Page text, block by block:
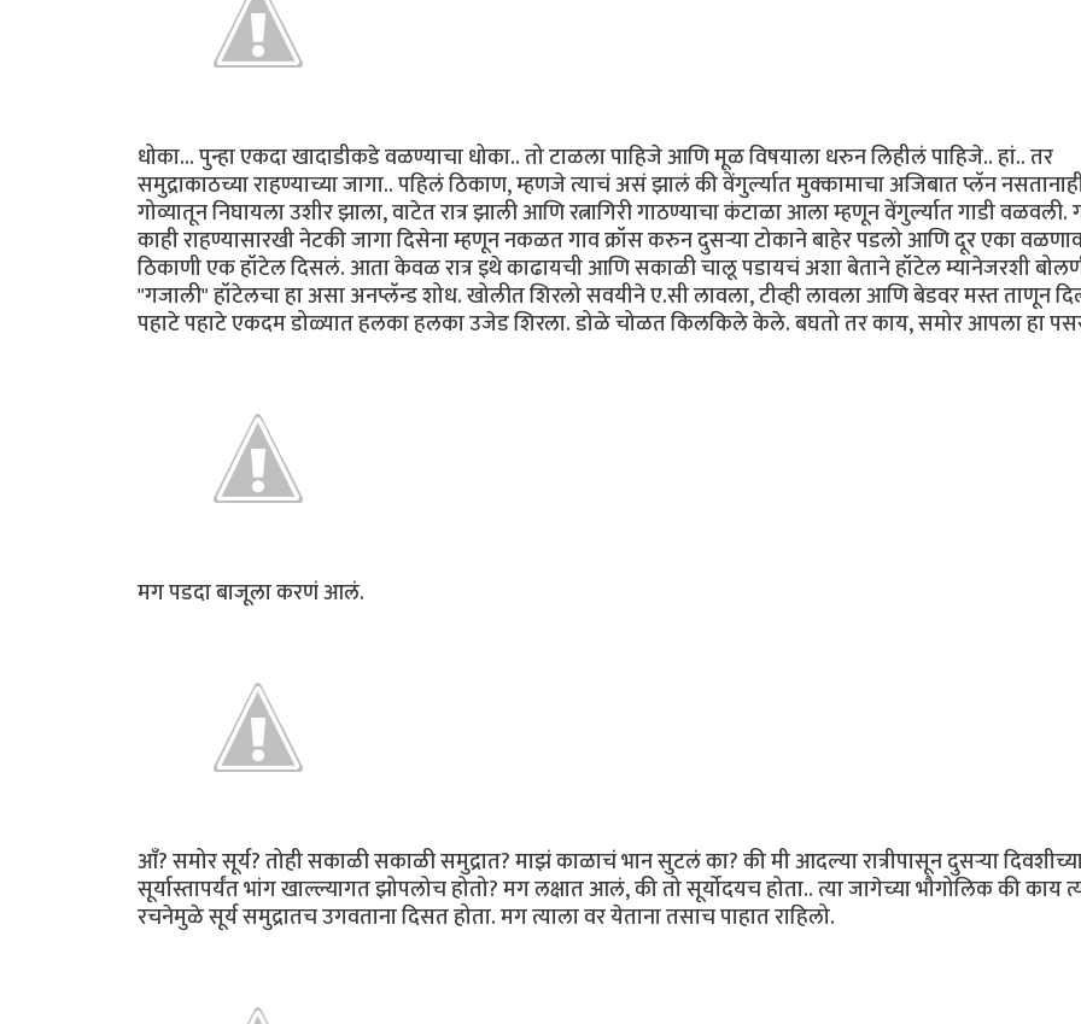
धोका... पुन्हा एकदा खादाडीकडे वळण्याचा धोका.. तो टाळला पाहिजे आणि मूळ विषयाला धरुन लिहीलं पाहिजे.. हां.. तर
समुद्राकाठच्या राहण्याच्या जागा.. पहिलं ठिकाण, म्हणजे त्याचं असं झालं की वेंगुर्ल्यात मुक्कामाचा अजिबात प्लॅन
गोव्यातून निघायला उशीर झाला, वाटेत रात्र झाली आणि रत्नागिरी गाठण्याचा कंटाळा आला म्हणून वेंगुर्ल्यात गाडी वळवली.
काही राहण्यासारखी नेटकी जागा दिसेना म्हणून नकळत गाव क्रॉस करुन दुसर्‍या टोकाने बाहेर पडलो आणि दूर एका
ठिकाणी एक हॉटेल दिसलं. आता केवळ रात्र इथे काढायची आणि सकाळी चालू पडायचं अशा बेताने हॉटेल म्यानेजरशी
"गजाली" हॉटेलचा हा असा अनप्लॅन्ड शोध. खोलीत शिरलो सवयीने ए.सी लावला, टीव्ही लावला आणि बेडवर मस्त ताणून
पहाटे पहाटे एकदम डोळ्यात हलका हलका उजेड शिरला. डोळे चोळत किलकिले केले. बघतो तर काय, समोर आपला हा
मग पडदा बाजूला करणं आलं.
आँ? समोर सूर्य? तोही सकाळी सकाळी समुद्रात? माझं काळाचं भान सुटलं का? की मी आदल्या रात्रीपासून दुसर्‍या
सूर्यास्तापर्यंत भांग खाल्ल्यागत झोपलोच होतो? मग लक्षात आलं, की तो सूर्योदयच होता.. त्या जागेच्या भौगोलिक की काय
रचनेमुळे सूर्य समुद्रातच उगवताना दिसत होता. मग त्याला वर येताना तसाच पाहात राहिलो.